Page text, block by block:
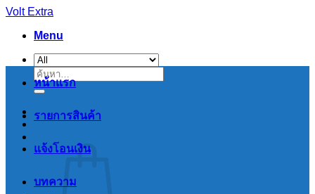
Skip
content
Volt Extra
Menu
ค้นหา:
หน้าแรก
รายการสินค้า
แจ้งโอนเงิน
บทความ